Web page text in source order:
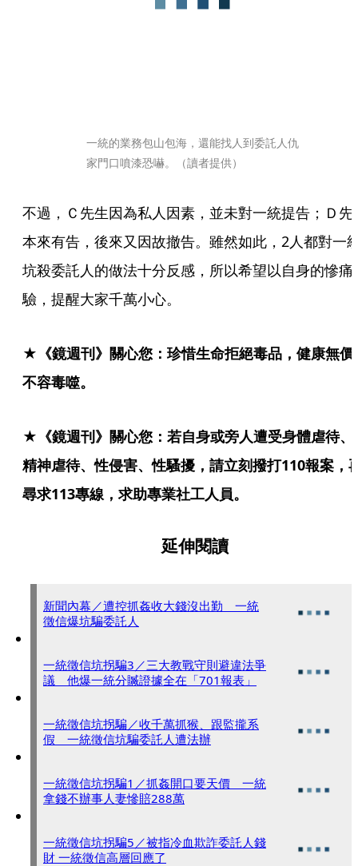
一統的業務包山包海，還能找人到委託人仇
家門口噴漆恐嚇。（讀者提供）
不過，Ｃ先生因為私人因素，並未對一統提告；Ｄ先
本來有告，後來又因故撤告。雖然如此，2人都對一
坑殺委託人的做法十分反感，所以希望以自身的慘痛
驗，提醒大家千萬小心。
★《鏡週刊》關心您：珍惜生命拒絕毒品，健康無價
不容毒噬。
★《鏡週刊》關心您：若自身或旁人遭受身體虐待、
精神虐待、性侵害、性騷擾，請立刻撥打110報案，
尋求113專線，求助專業社工人員。
延伸閱讀
新聞內幕／遭控抓姦收大錢沒出勤 一統
徵信爆坑騙委託人
一統徵信坑拐騙3／三大教戰守則避違法爭
議 他爆一統分贓證據全在「701報表」
一統徵信坑拐騙／收千萬抓猴、跟監攏系
假 一統徵信坑騙委託人遭法辦
一統徵信坑拐騙1／抓姦開口要天價 一統
拿錢不辦事人妻慘賠288萬
一統徵信坑拐騙5／被指冷血欺詐委託人錢
財 一統徵信高層回應了